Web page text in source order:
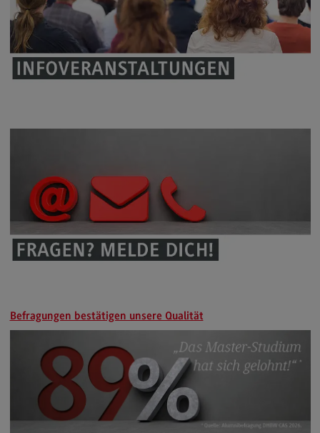
Entrepreneurship
Entrepreneurship
Modulangebot
Modulangebot
Besonderheiten und Highlights
Berufsperspektiven
Finance
Modulangebot
Berufsperspektiven
Kontakt
Befragungen bestätigen unsere Qualität